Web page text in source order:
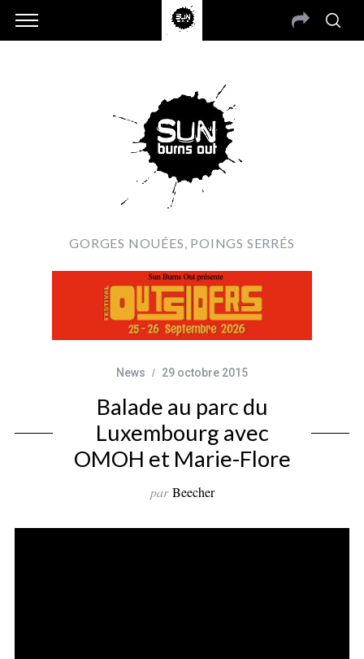
GORGES NOUÉES, POINGS SERRÉS
News 29 octobre 2015
Balade au parc du
Luxembourg avec
OMOH et Marie-Flore
par Beecher